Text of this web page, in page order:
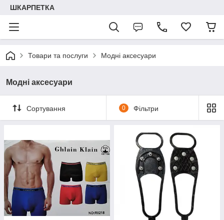
ШКАРПЕТКА
Товари та послуги Модні аксесуари
Модні аксесуари
Сортування 0 Фільтри